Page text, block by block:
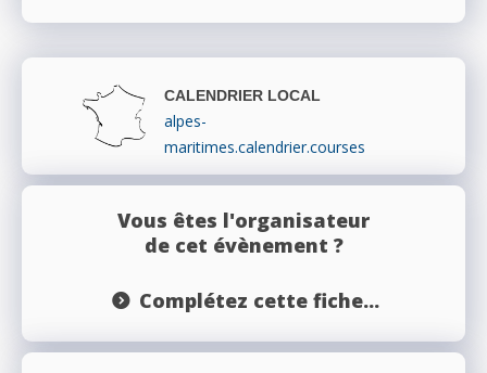
CALENDRIER LOCAL
alpes-
maritimes.calendrier.courses
Vous êtes l'organisateur
de cet évènement ?
Complétez cette fiche...